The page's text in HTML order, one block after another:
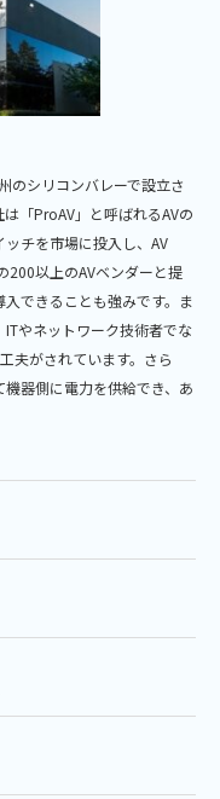
のシリコンバレーで設立さ
「ProAV」と呼ばれるAVの
チを市場に投入し、AV
200以上のAVベンダーと提
できることも強みです。ま
やネットワーク技術者でな
夫がされています。さら
器側に電力を供給でき、あ